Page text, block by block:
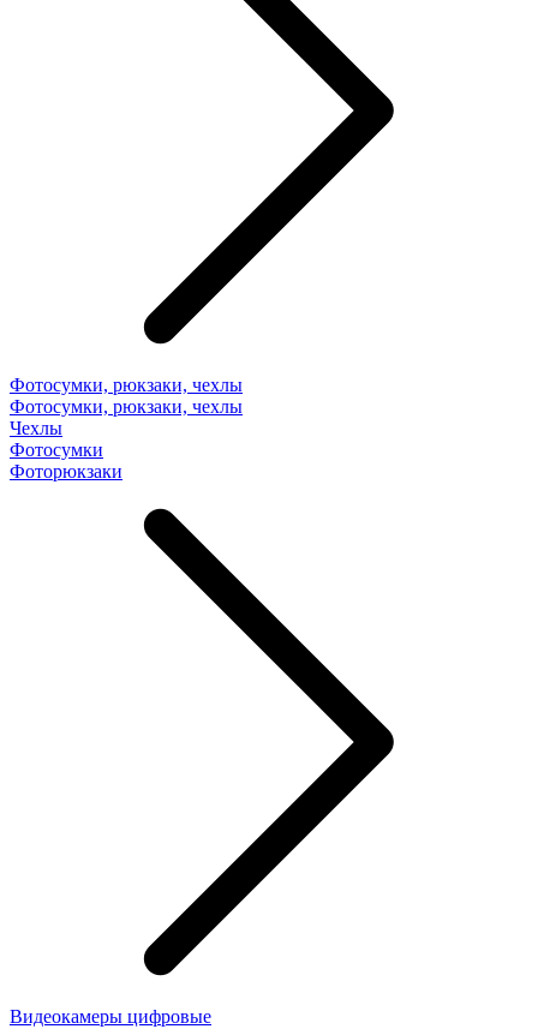
Фотосумки, рюкзаки, чехлы
Фотосумки, рюкзаки, чехлы
Чехлы
Фотосумки
Фоторюкзаки
Видеокамеры цифровые